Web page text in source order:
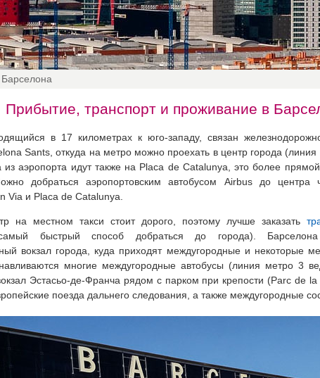
Прибытие, транспорт и проживание в
в 17 километрах к юго-западу, связан
Sants, откуда на метро можно проехать в центр города
из аэропорта идут также на Plаса de Catalunya, это более
добраться аэропортовским автобусом Airbus до центра
Via и Placa de Catalunya.
на местном такси стоит дорого, поэтому лучше заказать
быстрый способ добраться до города).
вокзал города, куда приходят междугородные и некоторые
многие междугородные автобусы (линия метро 3
Эстасьо-де-Франча рядом с парком при крепости (Parc de
поезда дальнего следования, а также междугородные